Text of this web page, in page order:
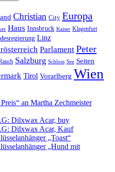
Christian City Europa
Haus Innsbruck Kaiser Klagenfurt
Linz
Parlament Peter
Salzburg Schloss See Seiten
Tirol Vorarlberg Wien
an Martha Zechmeister
Dilxwax Acar, buy
Dilxwax Acar, Kauf
„Toast“
„Hund mit